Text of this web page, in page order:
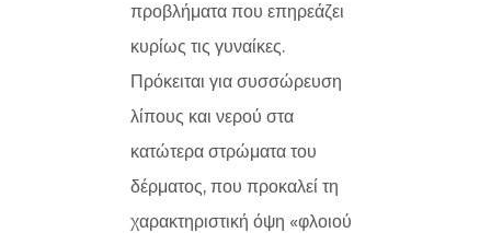
προβλήματα που επηρεάζει
κυρίως τις γυναίκες.
Πρόκειται για συσσώρευση
λίπους και νερού στα
κατώτερα στρώματα του
δέρματος, που προκαλεί τη
χαρακτηριστική όψη «φλοιού